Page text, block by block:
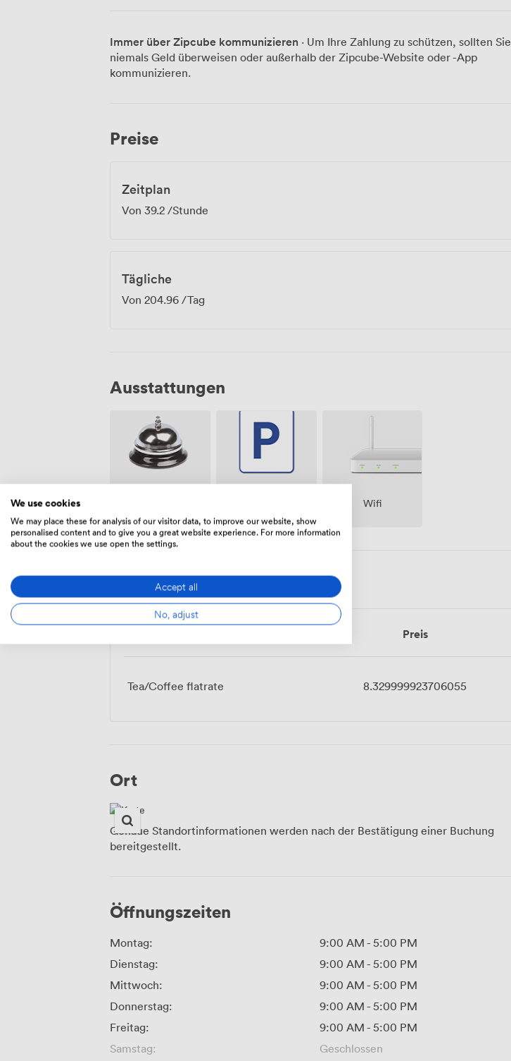
Immer über Zipcube kommunizieren · Um Ihre Zahlung zu schützen, sollten Sie
niemals Geld überweisen oder außerhalb der Zipcube-Website oder -App
kommunizieren.
Preise
Zeitplan
Von 39.2 /Stunde
Tägliche
Von 204.96 /Tag
Ausstattungen
dem
Grundstück
Wifi
Preis
Tea/Coffee flatrate 8.329999923706055
Ort
Genaue Standortinformationen werden nach der Bestätigung einer Buchung
bereitgestellt.
Öffnungszeiten
Montag: 9:00 AM - 5:00 PM
Dienstag:
9:00 AM - 5:00 PM
Mittwoch:
9:00 AM - 5:00 PM
Donnerstag:
9:00 AM - 5:00 PM
Freitag:
9:00 AM - 5:00 PM
Samstag:
Geschlossen
We use cookies
We may place these for analysis of our visitor data, to improve our website, show
personalised content and to give you a great website experience. For more information
about the cookies we use open the settings.
Accept all
No, adjust